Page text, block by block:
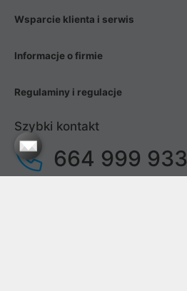
Wsparcie klienta i serwis
Informacje o firmie
Regulaminy i regulacje
Szybki kontakt
664 999 933